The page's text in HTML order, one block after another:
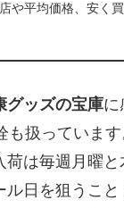
や平均価格、安く
グッズの宝庫に
も扱っていま
は毎週月曜
ル日を狙うこ